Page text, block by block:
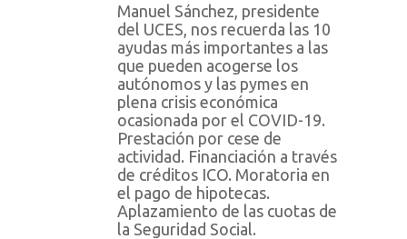
Manuel Sánchez, presidente
del UCES, nos recuerda las 10
ayudas más importantes a las
que pueden acogerse los
autónomos y las pymes en
plena crisis económica
ocasionada por el COVID-19.
Prestación por cese de
actividad. Financiación a través
de créditos ICO. Moratoria en
el pago de hipotecas.
Aplazamiento de las cuotas de
la Seguridad Social.